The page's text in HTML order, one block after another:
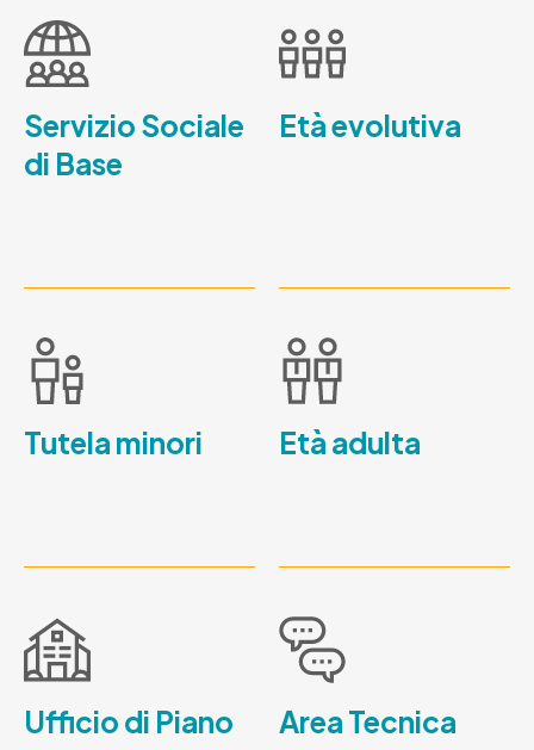
Servizio Sociale
di Base
Età evolutiva
Tutela minori Età adulta
Ufficio di Piano Area Tecnica